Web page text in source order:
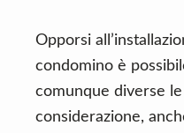
Opporsi
condomino è
comunque diverse
considerazione,